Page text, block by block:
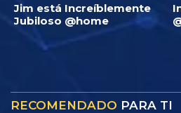
Jim está Increíblemente
Jubiloso @home
RECOMENDADO PARA TI